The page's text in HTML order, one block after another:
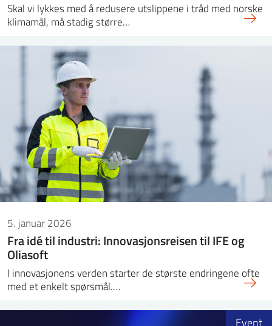
Skal vi lykkes med å redusere utslippene i tråd med norske
klimamål, må stadig større…
5. januar 2026
Fra idé til industri: Innovasjonsreisen til IFE og
Oliasoft
I innovasjonens verden starter de største endringene ofte
med et enkelt spørsmål.…
Event